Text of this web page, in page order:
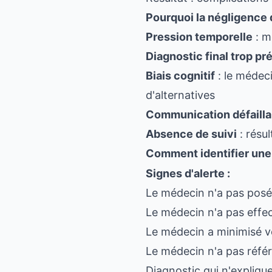
Pourquoi la
Pression temporelle :
Diagnostic final trop
Biais cognitif : le
d'alternatives
Communication
Absence de suivi :
Comment identifier
Signes d'alerte :
Le médecin n'a pas
Le médecin n'a pas
Le médecin a minimisé
Le médecin n'a pas